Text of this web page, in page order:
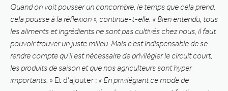
Quand on voit pousser un concombre, le temps que cela prend,
cela pousse à la réflexion », continue-t-elle. « Bien entendu, tous
les aliments et ingrédients ne sont pas cultivés chez nous, il faut
pouvoir trouver un juste milieu. Mais c’est indispensable de se
rendre compte qu’il est nécessaire de privilégier le circuit court,
les produits de saison et que nos agriculteurs sont hyper
importants. » Et d’ajouter : « En privilégiant ce mode de